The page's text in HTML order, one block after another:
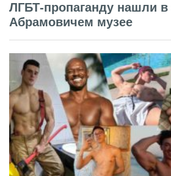
ЛГБТ-пропаганду нашли
Абрамовичем музее